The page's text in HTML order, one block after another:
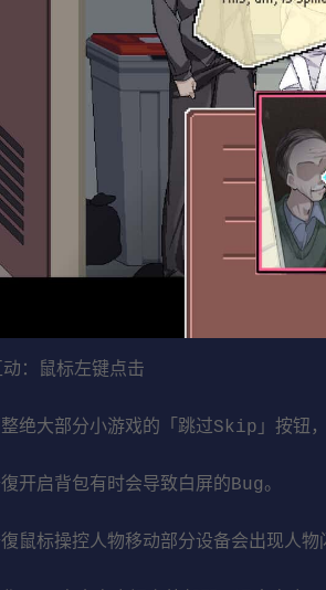
：鼠标左键点击
绝大部分小游戏的「跳过Skip」按钮，
开启背包有时会导致白屏的Bug。
鼠标操控人物移动部分设备会出现人物